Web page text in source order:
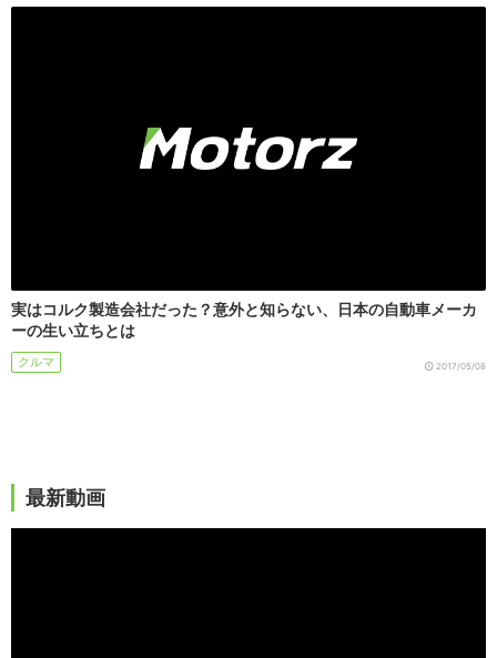
実はコルク製造会社だった？意外と知らない、日本の自動車メーカ
ーの生い立ちとは
クルマ 2017/05/08
最新動画